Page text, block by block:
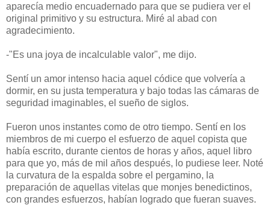
aparecía medio encuadernado para que se pudiera ver el
original primitivo y su estructura. Miré al abad con
agradecimiento.
-"Es una joya de incalculable valor", me dijo.
Sentí un amor intenso hacia aquel códice que volvería a
dormir, en su justa temperatura y bajo todas las cámaras de
seguridad imaginables, el sueño de siglos.
Fueron unos instantes como de otro tiempo. Sentí en los
miembros de mi cuerpo el esfuerzo de aquel copista que
había escrito, durante cientos de horas y años, aquel libro
para que yo, más de mil años después, lo pudiese leer. Noté
la curvatura de la espalda sobre el pergamino, la
preparación de aquellas vitelas que monjes benedictinos,
con grandes esfuerzos, habían logrado que fueran suaves.